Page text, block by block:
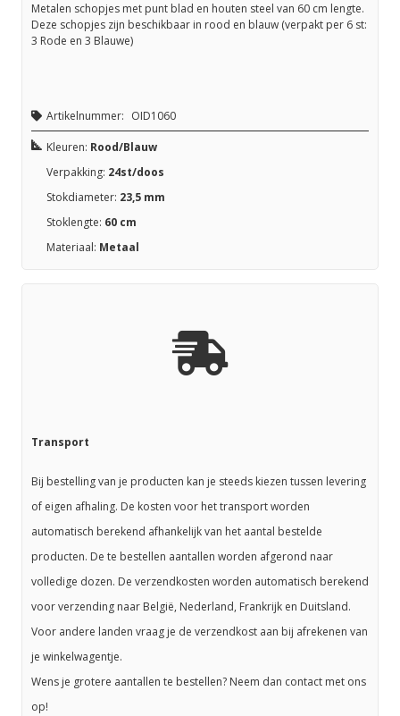
Metalen schopjes met punt blad en houten steel van 60 cm lengte.
Deze schopjes zijn beschikbaar in rood en blauw (verpakt per 6 st:
3 Rode en 3 Blauwe)
Artikelnummer: OID1060
Kleuren: Rood/Blauw
Verpakking: 24st/doos
Stokdiameter: 23,5 mm
Stoklengte: 60 cm
Materiaal: Metaal
Transport
Bij bestelling van je producten kan je steeds kiezen tussen levering
of eigen afhaling. De kosten voor het transport worden
automatisch berekend afhankelijk van het aantal bestelde
producten. De te bestellen aantallen worden afgerond naar
volledige dozen. De verzendkosten worden automatisch berekend
voor verzending naar België, Nederland, Frankrijk en Duitsland.
Voor andere landen vraag je de verzendkost aan bij afrekenen van
je winkelwagentje.
Wens je grotere aantallen te bestellen? Neem dan contact met ons
op!